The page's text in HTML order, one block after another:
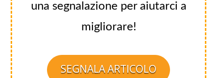
una segnalazione per aiutarci a
migliorare!
SEGNALA ARTICOLO